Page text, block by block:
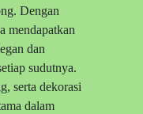
Dengan
mendapatkan
dan
sudutnya.
serta dekorasi
dalam